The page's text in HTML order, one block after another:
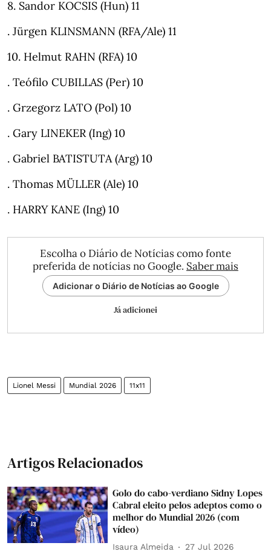
8. Sandor KOCSIS (Hun) 11
. Jürgen KLINSMANN (RFA/Ale) 11
10. Helmut RAHN (RFA) 10
. Teófilo CUBILLAS (Per) 10
. Grzegorz LATO (Pol) 10
. Gary LINEKER (Ing) 10
. Gabriel BATISTUTA (Arg) 10
. Thomas MÜLLER (Ale) 10
. HARRY KANE (Ing) 10
Escolha o Diário de Notícias como fonte
preferida de notícias no Google. Saber mais
Adicionar o Diário de Notícias ao Google
Já adicionei
Lionel Messi Mundial 2026 11x11
Artigos Relacionados
Golo do cabo-verdiano Sidny Lopes
Cabral eleito pelos adeptos como o
melhor do Mundial 2026 (com
vídeo)
Isaura Almeida 27 Jul 2026